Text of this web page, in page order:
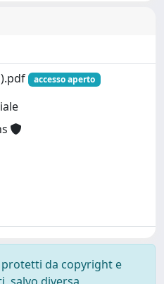
accesso aperto
da copyright e